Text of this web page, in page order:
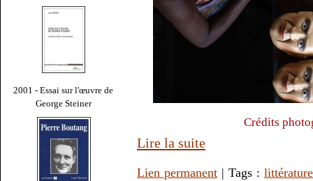
2001 - Essai sur l'œuvre de
George Steiner
Crédits
Lire la suite
Lien permanent | Tags : littérature